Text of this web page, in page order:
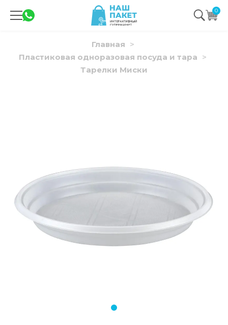
0
Главная
Пластиковая одноразовая посуда и тара
Тарелки Миски